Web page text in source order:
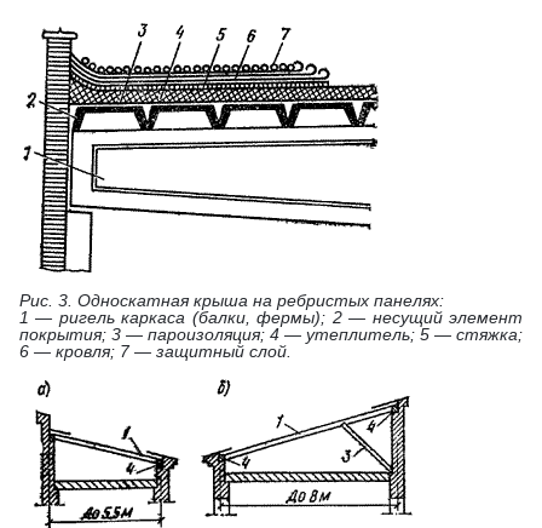
Рис. 3. Односкатная крыша на ребристых панелях:
1 — ригель каркаса (балки, фермы); 2 — несущий элемент
покрытия; 3 — пароизоляция; 4 — утеплитель; 5 — стяжка;
6 — кровля; 7 — защитный слой.